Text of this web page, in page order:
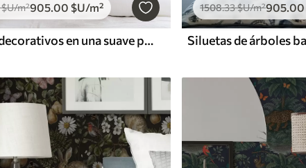
$U/m²905.00 $U/m²
Árboles decorativos en una suave paleta natural
1508.33$U/m²905.00